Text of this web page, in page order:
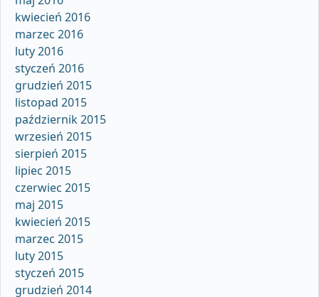
kwiecień 2016
marzec 2016
luty 2016
styczeń 2016
grudzień 2015
listopad 2015
październik 2015
wrzesień 2015
sierpień 2015
lipiec 2015
czerwiec 2015
maj 2015
kwiecień 2015
marzec 2015
luty 2015
styczeń 2015
grudzień 2014